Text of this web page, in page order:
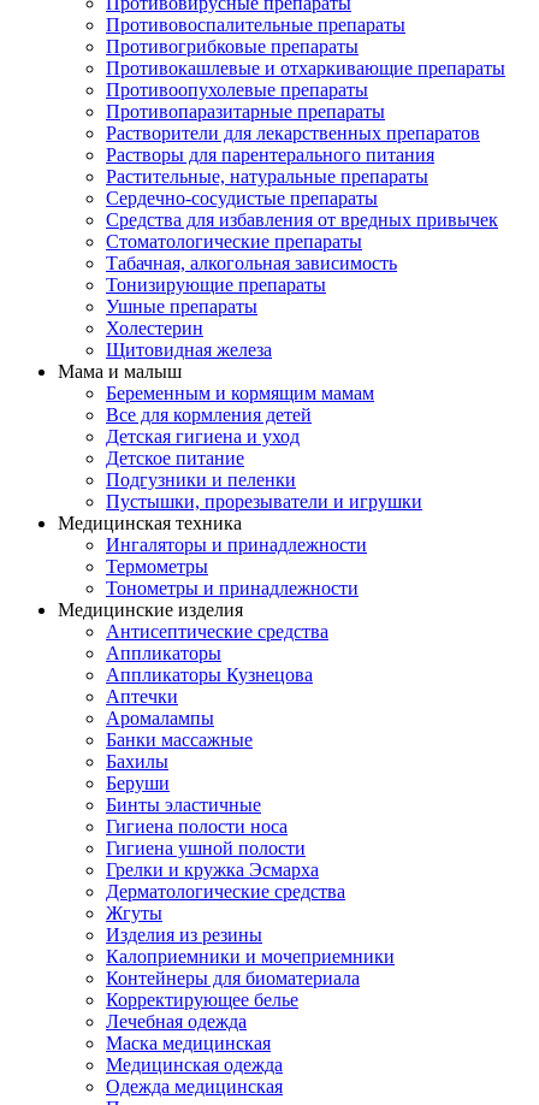
Противовоспалительные препараты
Противогрибковые препараты
Противокашлевые и отхаркивающие препараты
Противоопухолевые препараты
Противопаразитарные препараты
Растворители для лекарственных препаратов
Растворы для парентерального питания
Растительные, натуральные препараты
Сердечно-сосудистые препараты
Средства для избавления от вредных привычек
Стоматологические препараты
Табачная, алкогольная зависимость
Тонизирующие препараты
Ушные препараты
Холестерин
Щитовидная железа
Мама и малыш
Беременным и кормящим мамам
Все для кормления детей
Детская гигиена и уход
Детское питание
Подгузники и пеленки
Пустышки, прорезыватели и игрушки
Медицинская техника
Ингаляторы и принадлежности
Термометры
Тонометры и принадлежности
Медицинские изделия
Антисептические средства
Аппликаторы
Аппликаторы Кузнецова
Аптечки
Аромалампы
Банки массажные
Бахилы
Беруши
Бинты эластичные
Гигиена полости носа
Гигиена ушной полости
Грелки и кружка Эсмарха
Дерматологические средства
Жгуты
Изделия из резины
Калоприемники и мочеприемники
Контейнеры для биоматериала
Корректирующее белье
Лечебная одежда
Маска медицинская
Медицинская одежда
Одежда медицинская